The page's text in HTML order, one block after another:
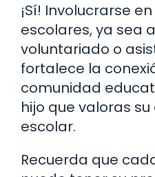
¡Sí! Involucrarse
escolares, ya sea
voluntariado o
fortalece la
comunidad
hijo que valoras
escolar.
Recuerda que